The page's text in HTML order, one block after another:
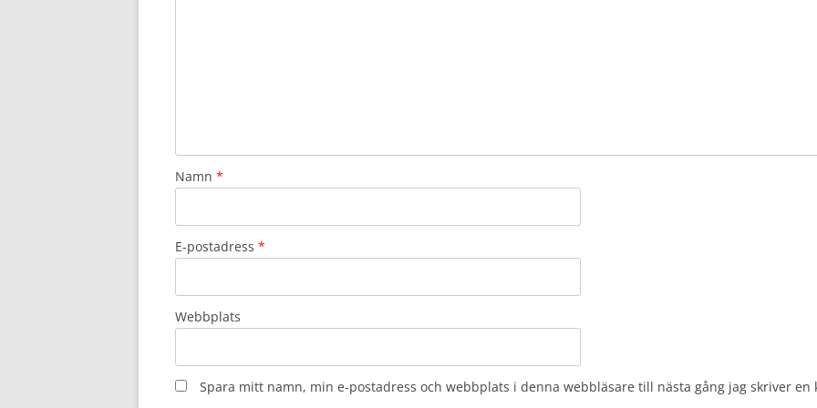
Namn *
E-postadress *
Webbplats
Spara mitt namn, min e-postadress och webbplats i denna webbläsare till nästa gång jag skriver en